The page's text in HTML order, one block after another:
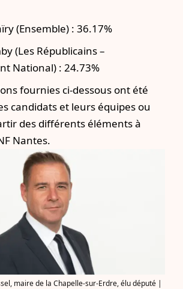
(Ensemble) : 36.17%
(Les Républicains –
National) : 24.73%
fournies ci-dessous ont été
candidats et leurs équipes ou
des différents éléments à
Nantes.
maire de la Chapelle-sur-Erdre, élu député |